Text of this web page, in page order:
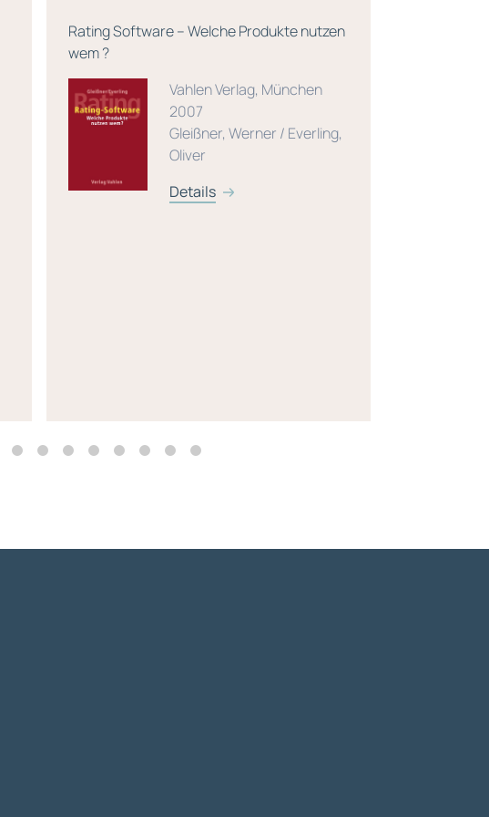
Rating Software – Welche Produkte nutzen
wem ?
Vahlen Verlag, München
2007
Gleißner, Werner / Everling,
Oliver
Details